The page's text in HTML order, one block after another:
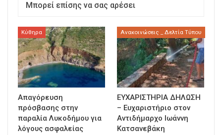
Μπορεί επίσης να σας αρέσει
Κύθηρα
Απαγόρευση
πρόσβασης στην
παραλία Λυκοδήμου για
λόγους ασφαλείας
Ανακοινώσεις _ Δελτία Τύπου
ΕΥΧΑΡΙΣΤΗΡΙΑ ΔΗΛΩΣΗ
– Ευχαριστήριο στον
Αντιδήμαρχο Ιωάννη
Κατσανεβάκη